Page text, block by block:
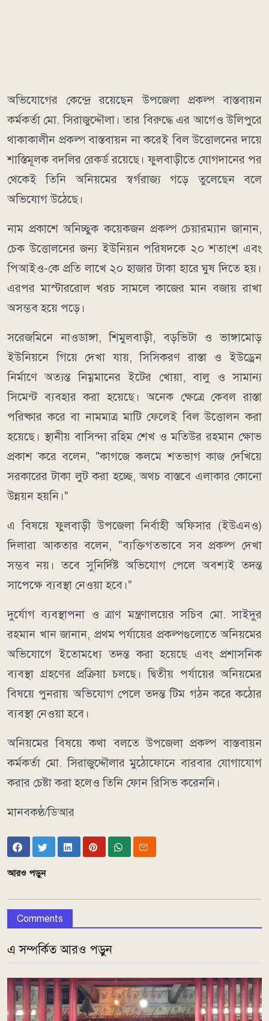
অভিযোগের কেন্দ্রে রয়েছেন উপজেলা প্রকল্প বাস্তবায়ন
কর্মকর্তা মো. সিরাজুদ্দৌলা। তার বিরুদ্ধে এর আগেও উলিপুরে
থাকাকালীন প্রকল্প বাস্তবায়ন না করেই বিল উত্তোলনের দায়ে
শাস্তিমূলক বদলির রেকর্ড রয়েছে। ফুলবাড়ীতে যোগদানের পর
থেকেই তিনি অনিয়মের স্বর্গরাজ্য গড়ে তুলেছেন বলে
অভিযোগ উঠেছে।
নাম প্রকাশে অনিচ্ছুক কয়েকজন প্রকল্প চেয়ারম্যান জানান,
চেক উত্তোলনের জন্য ইউনিয়ন পরিষদকে ২০ শতাংশ এবং
পিআইও-কে প্রতি লাখে ২০ হাজার টাকা হারে ঘুষ দিতে হয়।
এরপর মাস্টাররোল খরচ সামলে কাজের মান বজায় রাখা
অসম্ভব হয়ে পড়ে।
সরেজমিনে নাওডাঙ্গা, শিমুলবাড়ী, বড়ভিটা ও ভাঙ্গামোড়
ইউনিয়নে গিয়ে দেখা যায়, সিসিকরণ রাস্তা ও ইউড্রেন
নির্মাণে অত্যন্ত নিম্নমানের ইটের খোয়া, বালু ও সামান্য
সিমেন্ট ব্যবহার করা হয়েছে। অনেক ক্ষেত্রে কেবল রাস্তা
পরিষ্কার করে বা নামমাত্র মাটি ফেলেই বিল উত্তোলন করা
হয়েছে। স্থানীয় বাসিন্দা রহিম শেখ ও মতিউর রহমান ক্ষোভ
প্রকাশ করে বলেন, "কাগজে কলমে শতভাগ কাজ দেখিয়ে
সরকারের টাকা লুট করা হচ্ছে, অথচ বাস্তবে এলাকার কোনো
উন্নয়ন হয়নি।"
এ বিষয়ে ফুলবাড়ী উপজেলা নির্বাহী অফিসার (ইউএনও)
দিলারা আকতার বলেন, "ব্যক্তিগতভাবে সব প্রকল্প দেখা
সম্ভব নয়। তবে সুনির্দিষ্ট অভিযোগ পেলে অবশ্যই তদন্ত
সাপেক্ষে ব্যবস্থা নেওয়া হবে।"
দুর্যোগ ব্যবস্থাপনা ও ত্রাণ মন্ত্রণালয়ের সচিব মো. সাইদুর
রহমান খান জানান, প্রথম পর্যায়ের প্রকল্পগুলোতে অনিয়মের
অভিযোগে ইতোমধ্যে তদন্ত করা হয়েছে এবং প্রশাসনিক
ব্যবস্থা গ্রহণের প্রক্রিয়া চলছে। দ্বিতীয় পর্যায়ের অনিয়মের
বিষয়ে পুনরায় অভিযোগ পেলে তদন্ত টিম গঠন করে কঠোর
ব্যবস্থা নেওয়া হবে।
অনিয়মের বিষয়ে কথা বলতে উপজেলা প্রকল্প বাস্তবায়ন
কর্মকর্তা মো. সিরাজুদ্দৌলার মুঠোফোনে বারবার যোগাযোগ
করার চেষ্টা করা হলেও তিনি ফোন রিসিভ করেননি।
মানবকণ্ঠ/ডিআর
আরও পড়ুন
Comments
এ সম্পর্কিত আরও পড়ুন